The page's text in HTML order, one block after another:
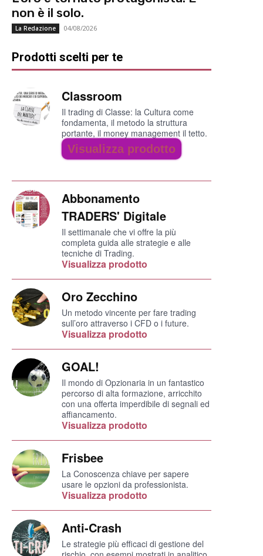
non è il solo.
La Redazione 04/08/2026
Prodotti scelti per te
Classroom
Il trading di Classe: la Cultura come
fondamenta, il metodo la struttura
portante, il money management il tetto.
Visualizza prodotto
Abbonamento
TRADERS' Digitale
Il settimanale che vi offre la più
completa guida alle strategie e alle
tecniche di Trading.
Visualizza prodotto
Oro Zecchino
Un metodo vincente per fare trading
sull’oro attraverso i CFD o i future.
Visualizza prodotto
GOAL!
Il mondo di Opzionaria in un fantastico
percorso di alta formazione, arricchito
con una offerta imperdibile di segnali ed
affiancamento.
Visualizza prodotto
Frisbee
La Conoscenza chiave per sapere
usare le opzioni da professionista.
Visualizza prodotto
Anti-Crash
Le strategie più efficaci di gestione del